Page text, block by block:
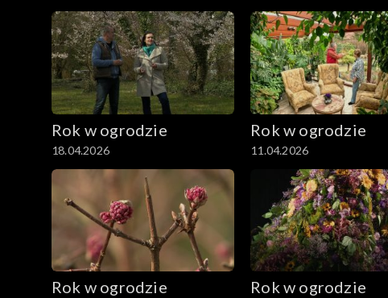
Rok w ogrodzie
18.04.2026
Rok w ogrodzie
11.04.2026
Rok w ogrodzie Rok w ogrodzie